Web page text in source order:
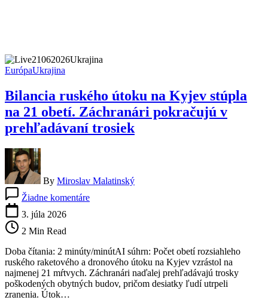
EurópaUkrajina
Bilancia ruského útoku na Kyjev stúpla
na 21 obetí. Záchranári pokračujú v
prehľadávaní trosiek
By Miroslav Malatinský
Žiadne komentáreBilancia
stúpla
na
21
obetí.
3. júla 2026
2 Min Read
Doba čítania: 2 minúty/minútAI súhrn: Počet obetí rozsiahleho
ruského raketového a dronového útoku na Kyjev vzrástol na
najmenej 21 mŕtvych. Záchranári naďalej prehľadávajú trosky
poškodených obytných budov, pričom desiatky ľudí utrpeli
zranenia. Útok…